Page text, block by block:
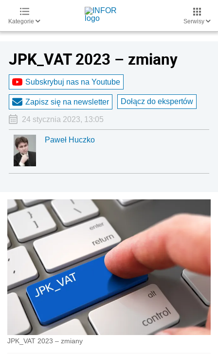
Kategorie Serwisy
JPK_VAT 2023 – zmiany
Subskrybuj nas na Youtube
Zapisz się na newsletter Dołącz do ekspertów
24 stycznia 2023, 13:05
Paweł Huczko
JPK_VAT 2023 – zmiany